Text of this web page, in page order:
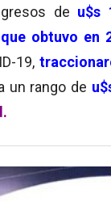
de u$s
obtuvo en
19,
un rango de